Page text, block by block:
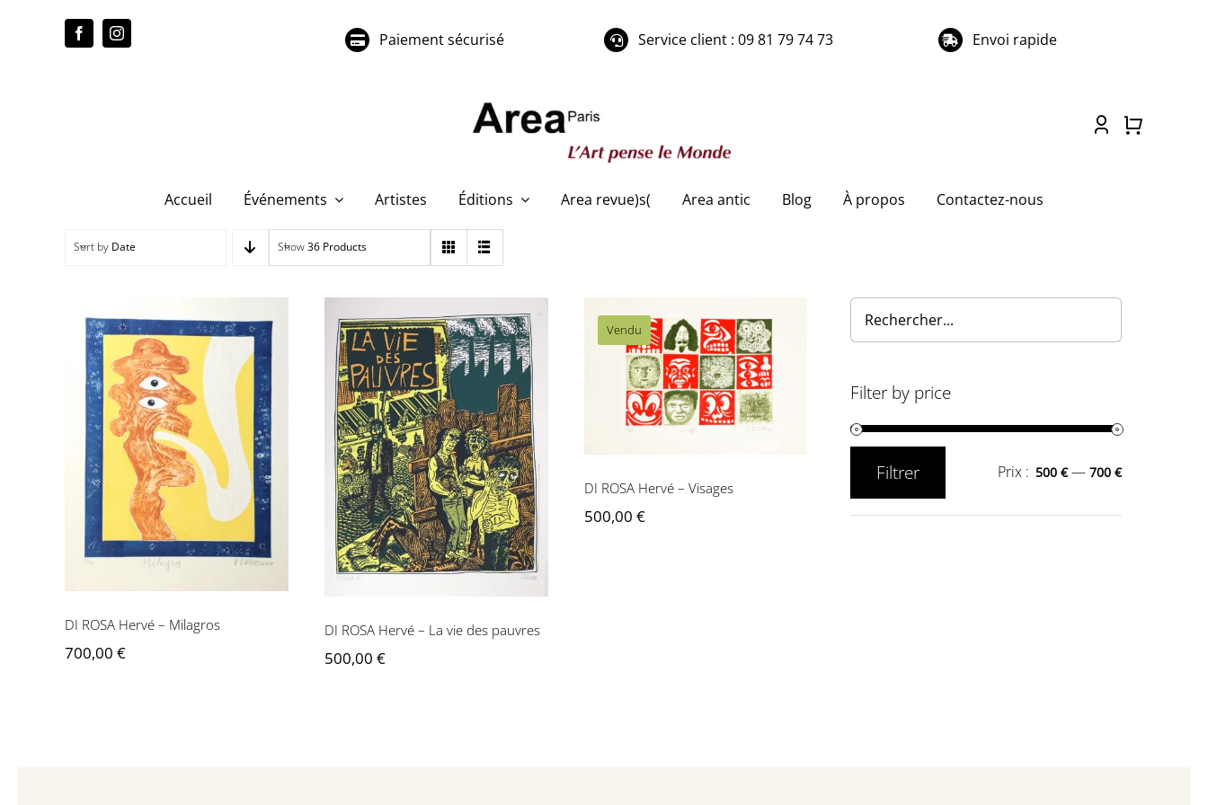
Paiement sécurisé Service client : 09 81 79 74 73 Envoi rapide
Accueil Événements Artistes Éditions Area revue)s( Area antic Blog À propos Contactez-nous
Sort by Date Show36 Products
DI ROSA Hervé –
Milagros
DI ROSA Hervé – Milagros
700,00 €
DI ROSA Hervé – La vie
des pauvres
DI ROSA Hervé – La vie des pauvres
500,00 €
Vendu
DI ROSA Hervé – Visages
DI ROSA Hervé – Visages
500,00 €
Filter by price
Filtrer Prix : 500 €— 700 €